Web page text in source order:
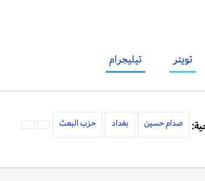
تويتر تيليجرام
صدام حسين بغداد حزب البعث